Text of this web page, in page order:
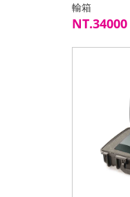
輸箱
NT.34000